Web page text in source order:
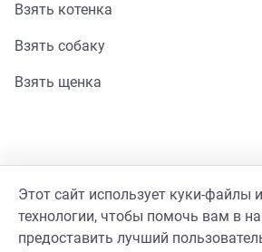
Взять котенка
Взять собаку
Взять щенка
Стать волонтером
Этот сайт использует куки-файлы
технологии, чтобы помочь вам в
предоставить лучший